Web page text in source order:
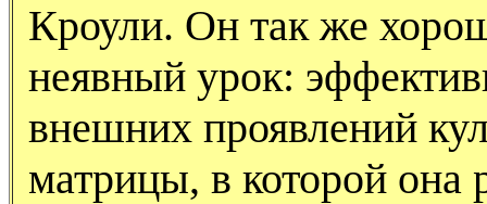
Кроули. Он так же
неявный урок:
внешних проявлений
матрицы, в которой она